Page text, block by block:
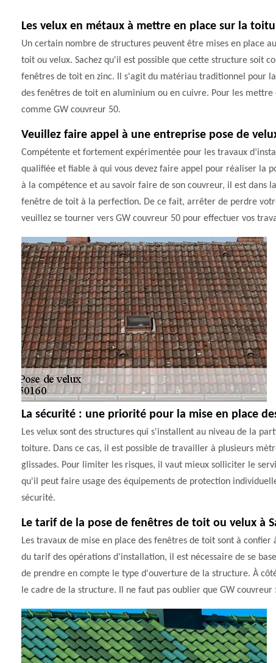
Les velux en métaux à mettre en place sur la
Un certain nombre de structures peuvent être mises en place
toit ou velux. Sachez qu'il est possible que cette structure soit
fenêtres de toit en zinc. Il s'agit du matériau traditionnel pour
des fenêtres de toit en aluminium ou en cuivre. Pour les
comme GW couvreur 50.
Veuillez faire appel à une entreprise pose de
Compétente et fortement expérimentée pour les travaux
qualifiée et fiable à qui vous devez faire appel pour réaliser la
à la compétence et au savoir faire de son couvreur, il est dans
fenêtre de toit à la perfection. De ce fait, arrêter de perdre
veuillez se tourner vers GW couvreur 50 pour effectuer vos
La sécurité : une priorité pour la mise en place
Les velux sont des structures qui s'installent au niveau de la
toiture. Dans ce cas, il est possible de travailler à plusieurs
glissades. Pour limiter les risques, il vaut mieux solliciter le
qu'il peut faire usage des équipements de protection
sécurité.
Le tarif de la pose de fenêtres de toit ou velux à
Les travaux de mise en place des fenêtres de toit sont à
du tarif des opérations d'installation, il est nécessaire de se
de prendre en compte le type d'ouverture de la structure. À
le cadre de la structure. Il ne faut pas oublier que GW